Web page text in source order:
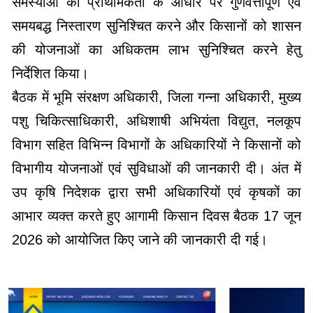
समयबद्ध निस्तारण सुनिश्चित करने और किसानों को शासन
की योजनाओं का अधिकतम लाभ सुनिश्चित करने हेतु
निर्देशित किया।
बैठक में भूमि संरक्षण अधिकारी, जिला गन्ना अधिकारी, मुख्य
पशु चिकित्साधिकारी, अधिशाषी अभियंता विद्युत, नलकूप
विभाग सहित विभिन्न विभागों के अधिकारियों ने किसानों को
विभागीय योजनाओं एवं सुविधाओं की जानकारी दी। अंत में
उप कृषि निदेशक द्वारा सभी अधिकारियों एवं कृषकों का
आभार व्यक्त करते हुए आगामी किसान दिवस बैठक 17 जून
2026 को आयोजित किए जाने की जानकारी दी गई।